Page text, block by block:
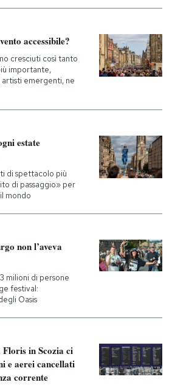
accessibile?
cresciuti così tanto
importante,
emergenti, ne
estate
di spettacolo più
di passaggio» per
mondo
non l’aveva
milioni di persone
festival:
Oasis
Floris in Scozia ci
e aerei cancellati
corrente